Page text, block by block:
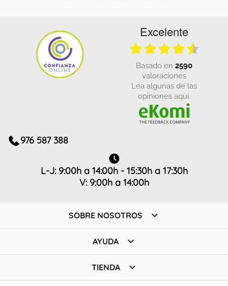
Excelente
basado en 2590
valoraciones
Lea algunas de las
opiniones aquí.
976 587 388
L-J: 9:00h a 14:00h - 15:30h a 17:30h
V: 9:00h a 14:00h
SOBRE NOSOTROS 
AYUDA 
TIENDA 